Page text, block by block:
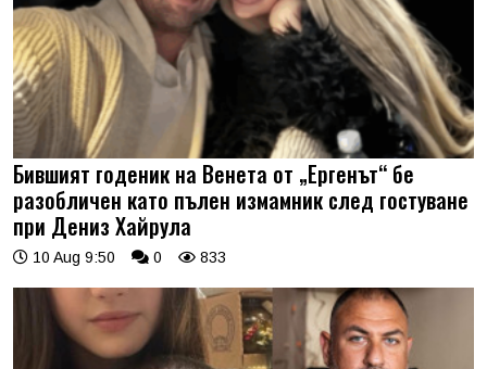
Бившият годеник на Венета от „Ергенът“ бе
разобличен като пълен измамник след гостуване
при Дениз Хайрула
10 Aug 9:50 0 833